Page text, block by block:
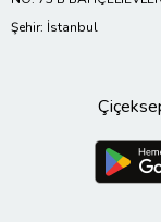
Şehir: İstanbul